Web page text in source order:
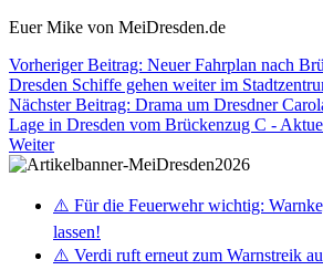
Euer Mike von MeiDresden.de
Vorheriger Beitrag: Neuer Fahrplan nach
Dresden Schiffe gehen weiter im
Nächster Beitrag: Drama um Dresdner
Lage in Dresden vom Brückenzug C -
Weiter
⚠️ Für die Feuerwehr wichtig:
lassen!
⚠️ Verdi ruft erneut zum Warnstreik